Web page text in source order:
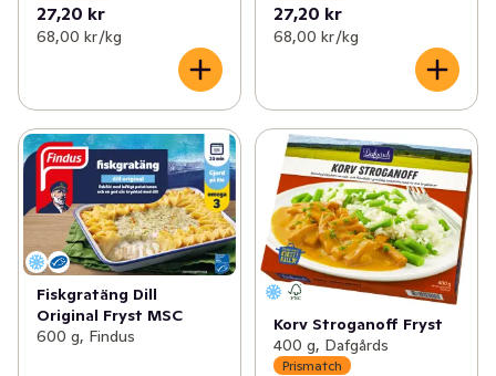
27,20 kr
68,00 kr /kg
27,20 kr
68,00 kr /kg
Fiskgratäng Dill
Original Fryst MSC
600 g, Findus
Korv Stroganoff Fryst
400 g, Dafgårds
Prismatch